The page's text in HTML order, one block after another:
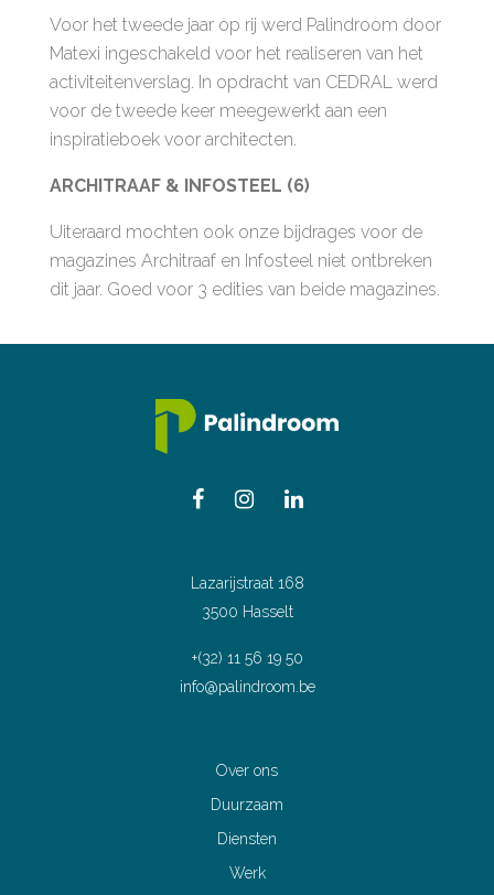
Voor het tweede jaar op rij werd Palindroom door
Matexi ingeschakeld voor het realiseren van het
activiteitenverslag. In opdracht van CEDRAL werd
voor de tweede keer meegewerkt aan een
inspiratieboek voor architecten.
ARCHITRAAF & INFOSTEEL (6)
Uiteraard mochten ook onze bijdrages voor de
magazines Architraaf en Infosteel niet ontbreken
dit jaar. Goed voor 3 edities van beide magazines.
Lazarijstraat 168
3500 Hasselt
+(32) 11 56 19 50
info@palindroom.be
Over ons
Duurzaam
Diensten
Werk